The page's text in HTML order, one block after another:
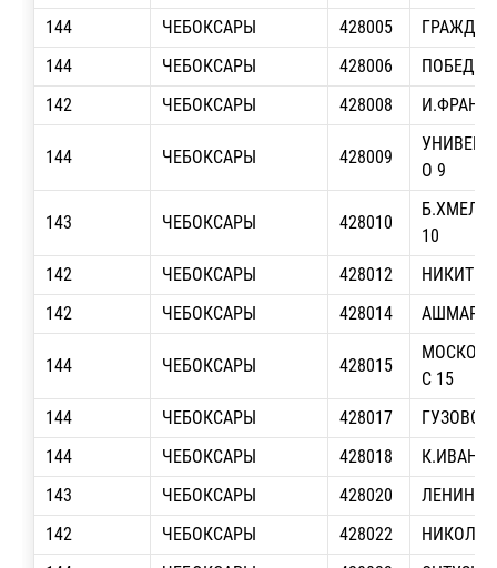
144
ЧЕБОКСАРЫ 428005
144
ЧЕБОКСАРЫ 428006
ПОБЕДЫ
142
ЧЕБОКСАРЫ 428008
144 ЧЕБОКСАРЫ 428009
О 9
143 ЧЕБОКСАРЫ 428010
10
142
ЧЕБОКСАРЫ 428012
142
ЧЕБОКСАРЫ 428014
144 ЧЕБОКСАРЫ 428015
С 15
144
ЧЕБОКСАРЫ 428017
144
ЧЕБОКСАРЫ 428018
143
ЧЕБОКСАРЫ 428020
ЛЕНИНА
142
ЧЕБОКСАРЫ 428022